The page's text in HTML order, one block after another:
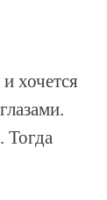
хочется
Тогда